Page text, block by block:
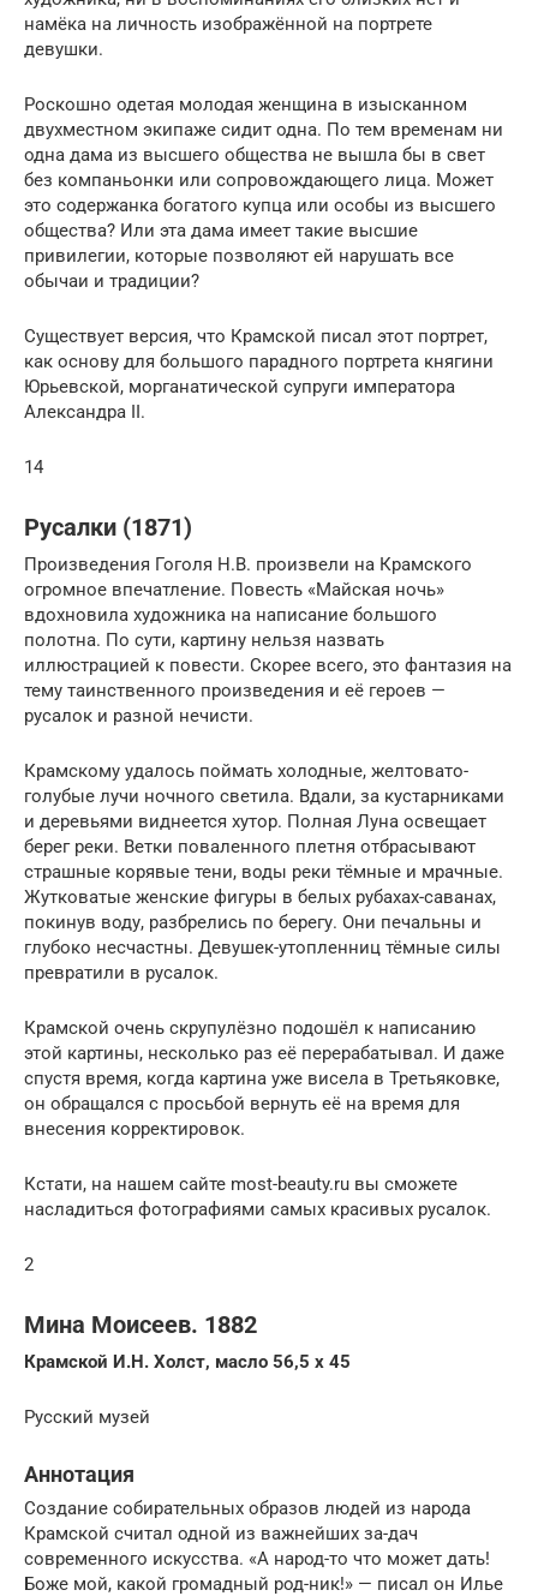
намёка на личность изображённой на портрете
девушки.
Роскошно одетая молодая женщина в изысканном
двухместном экипаже сидит одна. По тем временам ни
одна дама из высшего общества не вышла бы в свет
без компаньонки или сопровождающего лица. Может
это содержанка богатого купца или особы из высшего
общества? Или эта дама имеет такие высшие
привилегии, которые позволяют ей нарушать все
обычаи и традиции?
Существует версия, что Крамской писал этот портрет,
как основу для большого парадного портрета княгини
Юрьевской, морганатической супруги императора
Александра II.
14
Русалки (1871)
Произведения Гоголя Н.В. произвели на Крамского
огромное впечатление. Повесть «Майская ночь»
вдохновила художника на написание большого
полотна. По сути, картину нельзя назвать
иллюстрацией к повести. Скорее всего, это фантазия на
тему таинственного произведения и её героев —
русалок и разной нечисти.
Крамскому удалось поймать холодные, желтовато-
голубые лучи ночного светила. Вдали, за кустарниками
и деревьями виднеется хутор. Полная Луна освещает
берег реки. Ветки поваленного плетня отбрасывают
страшные корявые тени, воды реки тёмные и мрачные.
Жутковатые женские фигуры в белых рубахах-саванах,
покинув воду, разбрелись по берегу. Они печальны и
глубоко несчастны. Девушек-утопленниц тёмные силы
превратили в русалок.
Крамской очень скрупулёзно подошёл к написанию
этой картины, несколько раз её перерабатывал. И даже
спустя время, когда картина уже висела в Третьяковке,
он обращался с просьбой вернуть её на время для
внесения корректировок.
Кстати, на нашем сайте most-beauty.ru вы сможете
насладиться фотографиями самых красивых русалок.
2
Мина Моисеев. 1882
Крамской И.Н. Холст, масло 56,5 x 45
Русский музей
Аннотация
Создание собирательных образов людей из народа
Крамской считал одной из важнейших за-дач
современного искусства. «А народ-то что может дать!
Боже мой, какой громадный род-ник!» — писал он Илье